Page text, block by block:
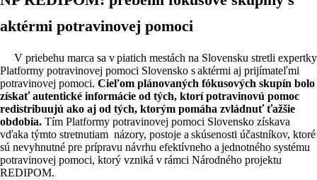
aktérmi potravinovej pomoci
V priebehu marca sa v piatich mestách na Slovensku stretli expertky
Platformy potravinovej pomoci Slovensko s aktérmi aj prijímateľmi
potravinovej pomoci. Cieľom plánovaných fókusových skupín bolo
získať autentické informácie od tých, ktorí potravinovú pomoc
redistribuujú ako aj od tých, ktorým pomáha zvládnuť ťažšie
obdobia. Tím Platformy potravinovej pomoci Slovensko získava
vďaka týmto stretnutiam názory, postoje a skúsenosti účastníkov, ktoré
sú nevyhnutné pre prípravu návrhu efektívneho a jednotného systému
potravinovej pomoci, ktorý vzniká v rámci Národného projektu
REDIPOM.